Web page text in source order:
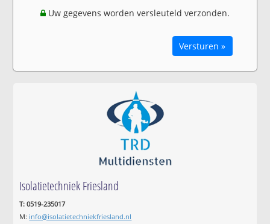
Uw gegevens worden versleuteld verzonden.
Versturen »
Isolatietechniek Friesland
T: 0519-235017
M: info@isolatietechniekfriesland.nl